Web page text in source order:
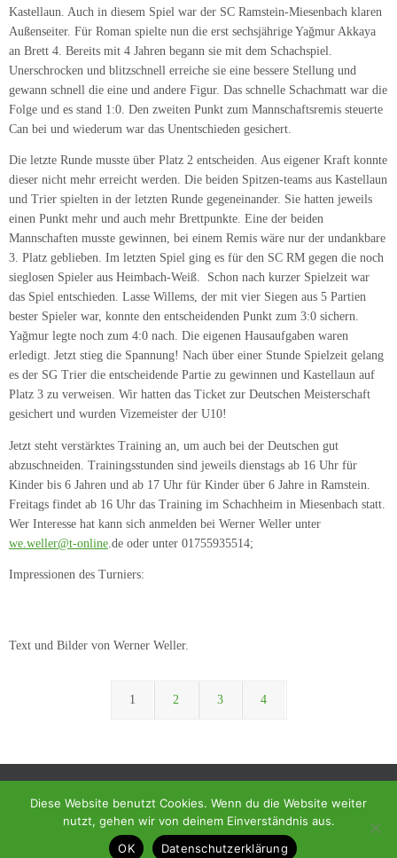
Kastellaun. Auch in diesem Spiel war der SC Ramstein-Miesenbach klaren
Außenseiter. Für Roman spielte nun die erst sechsjährige Yağmur Akkaya
an Brett 4. Bereits mit 4 Jahren begann sie mit dem Schachspiel.
Unerschrocken und blitzschnell erreiche sie eine bessere Stellung und
gewann schnell die eine und andere Figur. Das schnelle Schachmatt war die
Folge und es stand 1:0. Den zweiten Punkt zum Mannschaftsremis steuerte
Can bei und wiederum war das Unentschieden gesichert.
Die letzte Runde musste über Platz 2 entscheiden. Aus eigener Kraft konnte
dieser nicht mehr erreicht werden. Die beiden Spitzen-teams aus Kastellaun
und Trier spielten in der letzten Runde gegeneinander. Sie hatten jeweils
einen Punkt mehr und auch mehr Brettpunkte. Eine der beiden
Mannschaften musste gewinnen, bei einem Remis wäre nur der undankbare
3. Platz geblieben. Im letzten Spiel ging es für den SC RM gegen die noch
sieglosen Spieler aus Heimbach-Weiß. Schon nach kurzer Spielzeit war
das Spiel entschieden. Lasse Willems, der mit vier Siegen aus 5 Partien
bester Spieler war, konnte den entscheidenden Punkt zum 3:0 sichern.
Yağmur legte noch zum 4:0 nach. Die eigenen Hausaufgaben waren
erledigt. Jetzt stieg die Spannung! Nach über einer Stunde Spielzeit gelang
es der SG Trier die entscheidende Partie zu gewinnen und Kastellaun auf
Platz 3 zu verweisen. Wir hatten das Ticket zur Deutschen Meisterschaft
gesichert und wurden Vizemeister der U10!
Jetzt steht verstärktes Training an, um auch bei der Deutschen gut
abzuschneiden. Trainingsstunden sind jeweils dienstags ab 16 Uhr für
Kinder bis 6 Jahren und ab 17 Uhr für Kinder über 6 Jahre in Ramstein.
Freitags findet ab 16 Uhr das Training im Schachheim in Miesenbach statt.
Wer Interesse hat kann sich anmelden bei Werner Weller unter
we.weller@t-online .de oder unter 01755935514;
Impressionen des Turniers:
Text und Bilder von Werner Weller.
1 2 3 4
© 2018 - Homepage des SC Ramstein-Miesenbach
Diese Website benutzt Cookies. Wenn du die Website weiter
nutzt, gehen wir von deinem Einverständnis aus.
OK
Datenschutzerklärung